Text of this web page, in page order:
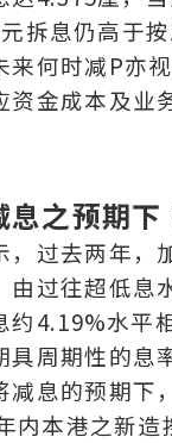
拆息仍高于
来何时减P亦
资金成本及业
息之预期下
，过去两年，
由过往超低息
约4.19%水平
具周期性的息
减息的预期下
内本港之新造